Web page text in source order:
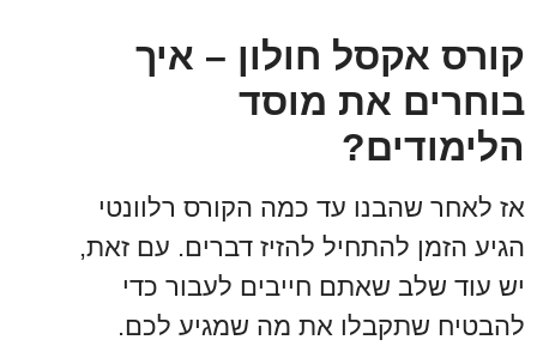
קורס אקסל חולון – איך
בוחרים את מוסד
הלימודים?
אז לאחר שהבנו עד כמה הקורס רלוונטי
הגיע הזמן להתחיל להזיז דברים. עם זאת,
יש עוד שלב שאתם חייבים לעבור כדי
להבטיח שתקבלו את מה שמגיע לכם.